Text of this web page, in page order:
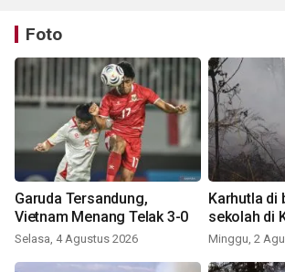
Foto
Garuda Tersandung,
Vietnam Menang Telak 3-0
Selasa, 4 Agustus 2026
Karhutla di
sekolah di
Minggu, 2